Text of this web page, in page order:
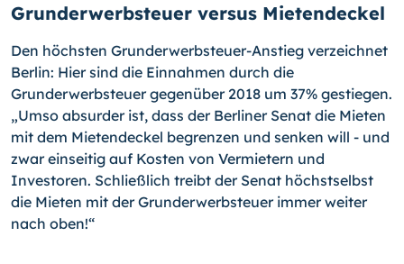
Grunderwerbsteuer versus Mietendeckel
Den höchsten Grunderwerbsteuer-Anstieg verzeichnet
Berlin: Hier sind die Einnahmen durch die
Grunderwerbsteuer gegenüber 2018 um 37% gestiegen.
„Umso absurder ist, dass der Berliner Senat die Mieten
mit dem Mietendeckel begrenzen und senken will - und
zwar einseitig auf Kosten von Vermietern und
Investoren. Schließlich treibt der Senat höchstselbst
die Mieten mit der Grunderwerbsteuer immer weiter
nach oben!“